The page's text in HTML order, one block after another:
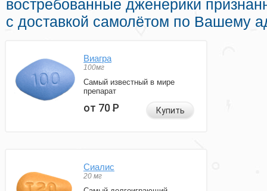
востребованные дженерики
с доставкой самолётом по Вашему
Виагра
100мг
Самый известный в мире
препарат
от 70Р Купить
Сиалис
20 мг